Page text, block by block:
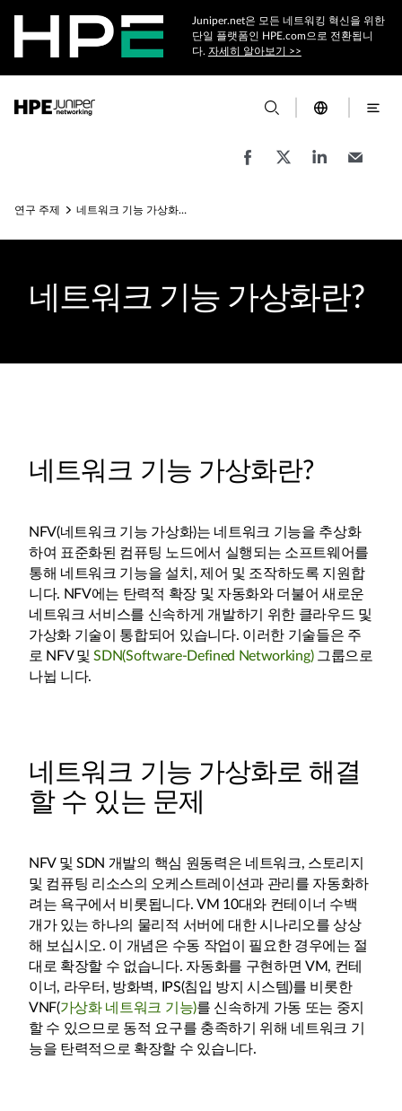
Juniper.net은 모든 네트워킹 혁신을 위한
단일 플랫폼인 HPE.com으로 전환됩니
다. 자세히 알아보기 >>
연구 주제 네트워크 기능 가상화(NFV)란?
네트워크 기능 가상화란?
네트워크 기능 가상화란?
NFV(네트워크 기능 가상화)는 네트워크 기능을 추상화
하여 표준화된 컴퓨팅 노드에서 실행되는 소프트웨어를
통해 네트워크 기능을 설치, 제어 및 조작하도록 지원합
니다. NFV에는 탄력적 확장 및 자동화와 더불어 새로운
네트워크 서비스를 신속하게 개발하기 위한 클라우드 및
가상화 기술이 통합되어 있습니다. 이러한 기술들은 주
로 NFV 및SDN(Software-Defined Networking)그룹으로
나뉩 니다.
네트워크 기능 가상화로 해결
할 수 있는 문제
NFV 및 SDN 개발의 핵심 원동력은 네트워크, 스토리지
및 컴퓨팅 리소스의 오케스트레이션과 관리를 자동화하
려는 욕구에서 비롯됩니다. VM 10대와 컨테이너 수백
개가 있는 하나의 물리적 서버에 대한 시나리오를 상상
해 보십시오. 이 개념은 수동 작업이 필요한 경우에는 절
대로 확장할 수 없습니다. 자동화를 구현하면 VM, 컨테
이너, 라우터, 방화벽, IPS(침입 방지 시스템)를 비롯한
VNF(가상화 네트워크 기능)를 신속하게 가동 또는 중지
할 수 있으므로 동적 요구를 충족하기 위해 네트워크 기
능을 탄력적으로 확장할 수 있습니다.